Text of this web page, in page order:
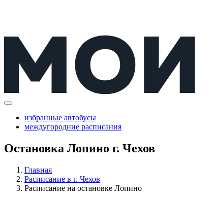
избранные автобусы
междугородние расписания
Остановка Лопино г. Чехов
Главная
Расписание в г. Чехов
Расписание на остановке Лопино